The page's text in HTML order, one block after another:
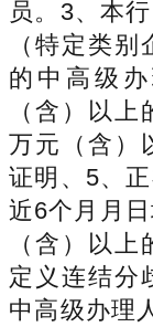
员。3、本
（特定类
的中高级
（含）以
万元（含）
证明、5、
近6个月月
（含）以
定义连结分
中高级办理